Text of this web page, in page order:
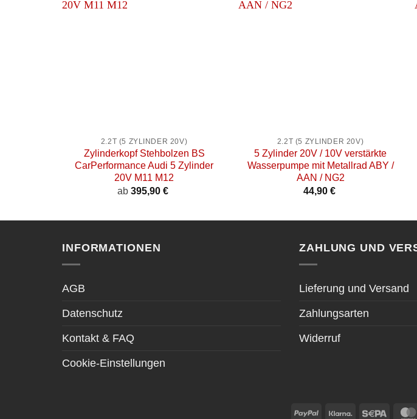
2.2T (5 ZYLINDER 20V)
Zylinderkopf Stehbolzen BS
CarPerformance Audi 5 Zylinder
20V M11 M12
ab 395,90 €
2.2T (5 ZYLINDER 20V)
5 Zylinder 20V / 10V verstärkte
Wasserpumpe mit Metallrad ABY /
AAN / NG2
44,90 €
INFORMATIONEN
AGB
Datenschutz
Kontakt & FAQ
Cookie-Einstellungen
ZAHLUNG UND
Lieferung und Versand
Zahlungsarten
Widerruf
PayPal Klarna Sepa